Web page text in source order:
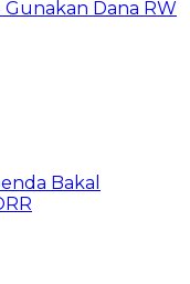
Gunakan Dana RW
Bakal